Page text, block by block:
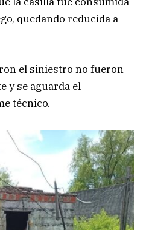
quedando reducida a
el siniestro no fueron
y se aguarda el
técnico.